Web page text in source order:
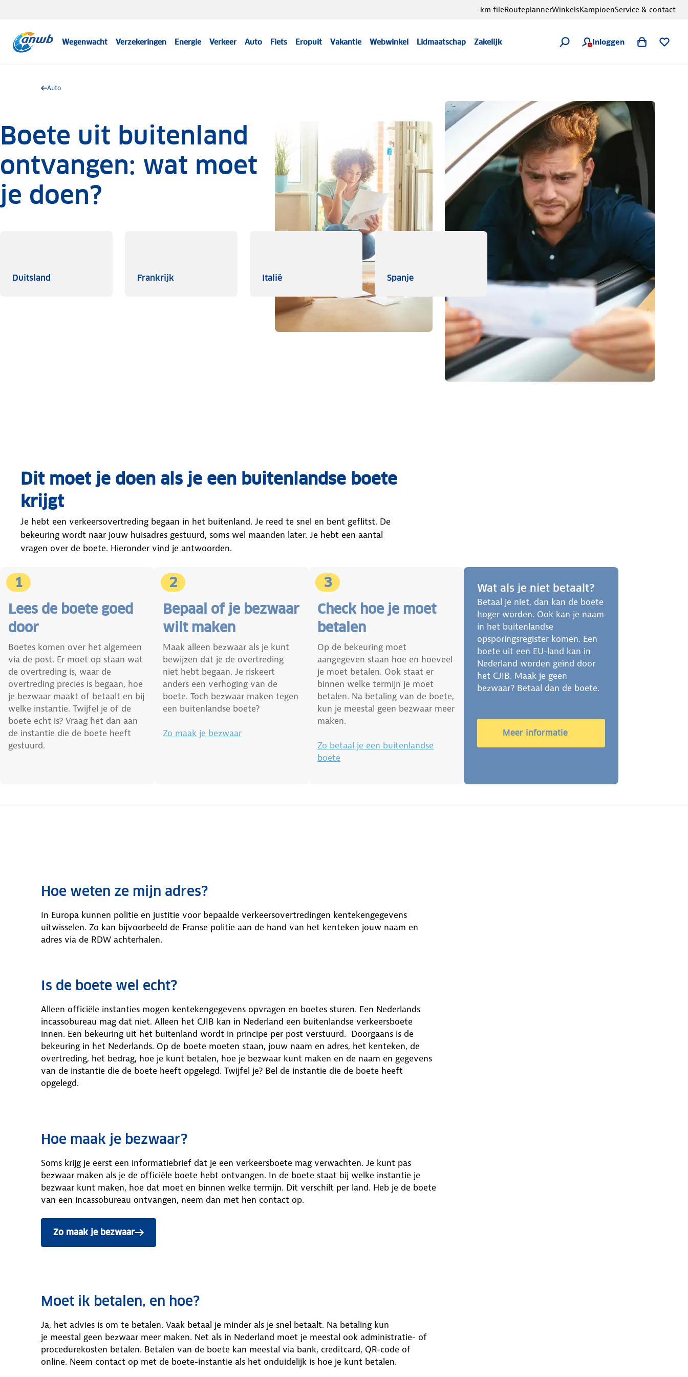
Wegenwacht Verzekeringen Energie Verkeer Auto Fiets Eropuit Vakantie Webwinkel Lidmaatschap Zakelijk Inloggen
- km fileRouteplannerWinkelsKampioenService & contact
Auto
Boete uit buitenland
ontvangen: wat moet
je doen?
Duitsland Frankrijk ItaliëItalië SpanjeSpanje
Dit moet je doen als je een buitenlandse boete
krijgt
Je hebt een verkeersovertreding begaan in het buitenland. Je reed te snel en bent geflitst. De
bekeuring wordt naar jouw huisadres gestuurd, soms wel maanden later. Je hebt een aantal
vragen over de boete. Hieronder vind je antwoorden.
1
Lees de boete goed
door
Boetes komen over het algemeen
via de post. Er moet op staan wat
de overtreding is, waar de
overtreding precies is begaan, hoe
je bezwaar maakt of betaalt en bij
welke instantie. Twijfel je of de
boete echt is? Vraag het dan aan
de instantie die de boete heeft
gestuurd.
2
Bepaal of je bezwaar
wilt maken
Maak alleen bezwaar als je kunt
bewijzen dat je de overtreding
niet hebt begaan. Je riskeert
anders een verhoging van de
boete. Toch bezwaar maken tegen
een buitenlandse boete?
Zo maak je bezwaar
3
Check hoe je moet
betalen
Op de bekeuring moet
aangegeven staan hoe en hoeveel
je moet betalen. Ook staat er
binnen welke termijn je moet
betalen. Na betaling van de boete,
kun je meestal geen bezwaar meer
maken.
Zo betaal je een buitenlandse
boete
Wat als je niet betaalt?
Betaal je niet, dan kan de boete
hoger worden. Ook kan je naam
in het buitenlandse
opsporingsregister komen. Een
boete uit een EU-land kan in
Nederland worden geïnd door
het CJIB. Maak je geen
bezwaar? Betaal dan de boete.
Meer informatie
Hoe weten ze mijn adres?
In Europa kunnen politie en justitie voor bepaalde verkeersovertredingen kentekengegevens
uitwisselen. Zo kan bijvoorbeeld de Franse politie aan de hand van het kenteken jouw naam en
adres via de RDW achterhalen.
Is de boete wel echt?
Alleen officiële instanties mogen kentekengegevens opvragen en boetes sturen. Een Nederlands
incassobureau mag dat niet. Alleen het CJIB kan in Nederland een buitenlandse verkeersboete
innen. Een bekeuring uit het buitenland wordt in principe per post verstuurd. Doorgaans is de
bekeuring in het Nederlands. Op de boete moeten staan, jouw naam en adres, het kenteken, de
overtreding, het bedrag, hoe je kunt betalen, hoe je bezwaar kunt maken en de naam en gegevens
van de instantie die de boete heeft opgelegd. Twijfel je? Bel de instantie die de boete heeft
opgelegd.
Hoe maak je bezwaar?
Soms krijg je eerst een informatiebrief dat je een verkeersboete mag verwachten. Je kunt pas
bezwaar maken als je de officiële boete hebt ontvangen. In de boete staat bij welke instantie je
bezwaar kunt maken, hoe dat moet en binnen welke termijn. Dit verschilt per land. Heb je de boete
van een incassobureau ontvangen, neem dan met hen contact op.
Zo maak je bezwaar
Moet ik betalen, en hoe?
Ja, het advies is om te betalen. Vaak betaal je minder als je snel betaalt. Na betaling kun
je meestal geen bezwaar meer maken. Net als in Nederland moet je meestal ook administratie- of
procedurekosten betalen. Betalen van de boete kan meestal via bank, creditcard, QR-code of
online. Neem contact op met de boete-instantie als het onduidelijk is hoe je kunt betalen.